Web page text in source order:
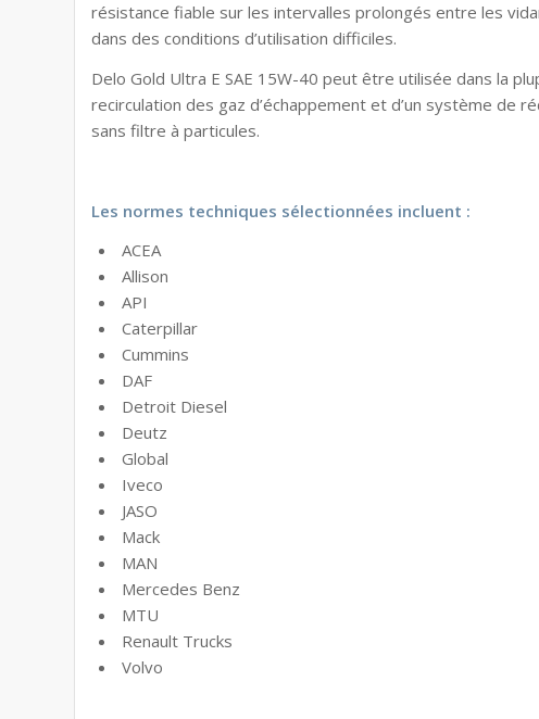
résistance fiable sur les intervalles prolongés entre les
dans des conditions d’utilisation difficiles.
Delo Gold Ultra E SAE 15W-40 peut être utilisée dans la
recirculation des gaz d’échappement et d’un système de
sans filtre à particules.
Les normes techniques sélectionnées incluent :
ACEA
Allison
API
Caterpillar
Cummins
DAF
Detroit Diesel
Deutz
Global
Iveco
JASO
Mack
MAN
Mercedes Benz
MTU
Renault Trucks
Volvo